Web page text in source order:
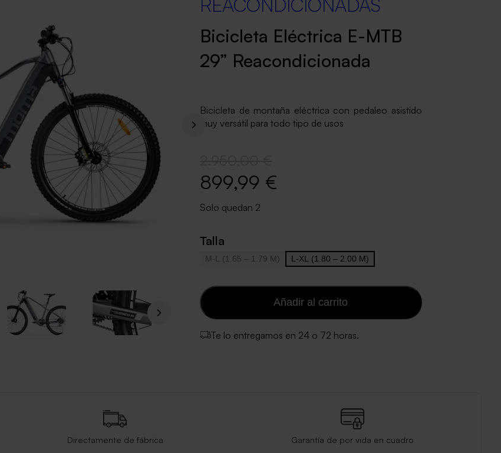
REACONDICIONADAS
Bicicleta Eléctrica E-MTB
29” Reacondicionada
Bicicleta de montaña eléctrica con pedaleo asistido
muy versátil para todo tipo de usos
899,99 €
Solo quedan 2
Talla
M-L (1.65 – 1.79 M) L-XL (1.80 – 2.00 M)
Añadir al carrito
Te lo entregamos en 24 o 72 horas.
Directamente de fábrica Garantía de por vida en cuadro